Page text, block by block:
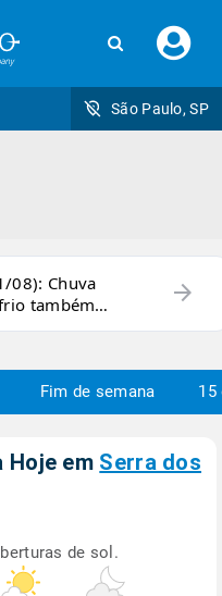
seu
São Paulo, SP
08): Chuva
também
arrow_forward
Fim de semana 15
Hoje em Serra dos
de sol.